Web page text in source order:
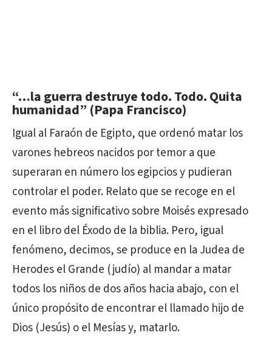
“…la guerra destruye todo. Todo. Quita
humanidad” (Papa Francisco)
Igual al Faraón de Egipto, que ordenó matar los
varones hebreos nacidos por temor a que
superaran en número los egipcios y pudieran
controlar el poder. Relato que se recoge en el
evento más significativo sobre Moisés expresado
en el libro del Éxodo de la biblia. Pero, igual
fenómeno, decimos, se produce en la Judea de
Herodes el Grande (judío) al mandar a matar
todos los niños de dos años hacia abajo, con el
único propósito de encontrar el llamado hijo de
Dios (Jesús) o el Mesías y, matarlo.